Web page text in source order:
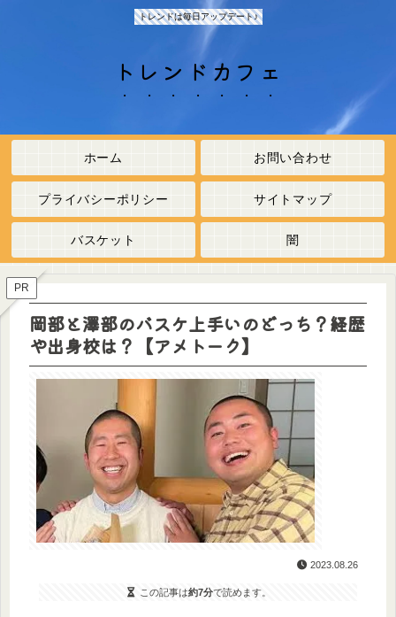
トレンドは毎日アップデート♪
トレンドカフェ
ホーム お問い合わせ
プライバシーポリシー サイトマップ
バスケット 闇
PR
岡部と澤部のバスケ上手いのどっち？経歴
や出身校は？【アメトーク】
2023.08.26
この記事は約7分で読めます。